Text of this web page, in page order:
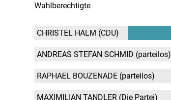
Wahlberechtigte
CHRISTEL HALM (CDU)
ANDREAS STEFAN SCHMID (parteilos)
RAPHAEL BOUZENADE (parteilos)
MAXIMILIAN TANDLER (Die Partei)